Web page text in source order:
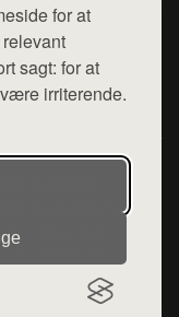
for at
sagt: for at
irriterende.
hej@want.dk
og privatlivspolitik
en række
produkter fra
denne side - vi
har heller ikke